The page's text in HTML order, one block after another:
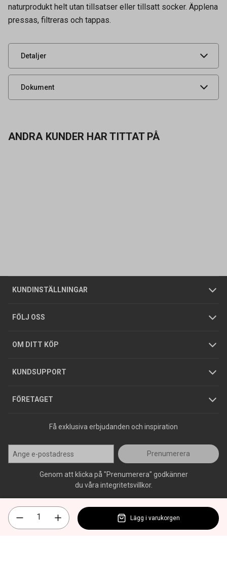
naturprodukt helt utan tillsatser eller tillsatt socker. Äpplena
pressas, filtreras och tappas.
Detaljer
Artikelnummer 74030090
Leverantörens
UNSPSC 50202306
Dokument
Livsmedelsdatablad
ANDRA KUNDER HAR TITTAT PÅ
KUNDINSTÄLLNINGAR
Företagskund / Privatkund
FÖLJ OSS
OM DITT KÖP
Allmänna försäljningsvillkor
Integritetspolicy
GDPR
KUNDSUPPORT
Butiker
Foldrar och kataloger
Köpguider
Varumärken
FÖRETAGET
Om oss
Tjänster
Hållbarhet
Jobba hos oss
Press
Få exklusiva erbjudanden och inspiration
Prenumerera
Genom att klicka på "Prenumerera" godkänner
du våra integritetsvillkor.
Lägg i varukorgen